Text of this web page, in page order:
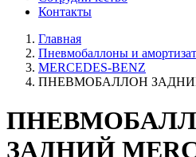
Контакты
Главная
Пневмобаллоны и
MERCEDES-BENZ
ПНЕВМОБАЛЛОН ЗАДНИЙ
ЗАДНИЙ